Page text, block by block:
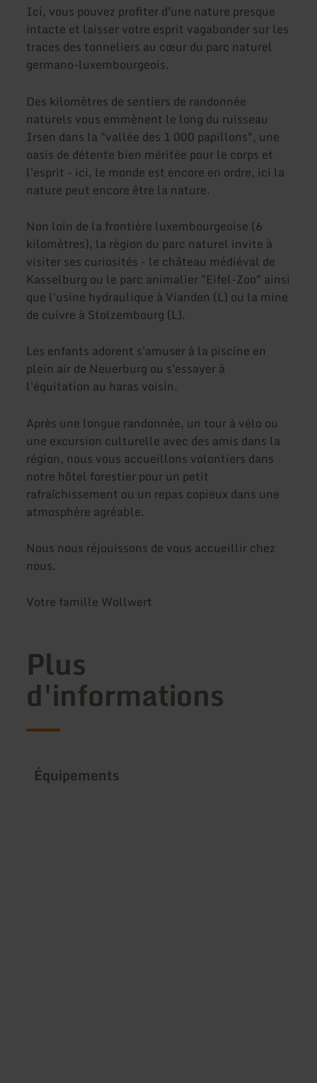
Ici, vous pouvez profiter d'une nature presque
intacte et laisser votre esprit vagabonder sur les
traces des tonneliers au cœur du parc naturel
germano-luxembourgeois.
Des kilomètres de sentiers de randonnée
naturels vous emmènent le long du ruisseau
Irsen dans la "vallée des 1 000 papillons", une
oasis de détente bien méritée pour le corps et
l'esprit - ici, le monde est encore en ordre, ici la
nature peut encore être la nature.
Non loin de la frontière luxembourgeoise (6
kilomètres), la région du parc naturel invite à
visiter ses curiosités - le château médiéval de
Kasselburg ou le parc animalier "Eifel-Zoo" ainsi
que l'usine hydraulique à Vianden (L) ou la mine
de cuivre à Stolzembourg (L).
Les enfants adorent s'amuser à la piscine en
plein air de Neuerburg ou s'essayer à
l'équitation au haras voisin.
Après une longue randonnée, un tour à vélo ou
une excursion culturelle avec des amis dans la
région, nous vous accueillons volontiers dans
notre hôtel forestier pour un petit
rafraîchissement ou un repas copieux dans une
atmosphère agréable.
Nous nous réjouissons de vous accueillir chez
nous.
Votre famille Wollwert
Plus
d'informations
Équipements